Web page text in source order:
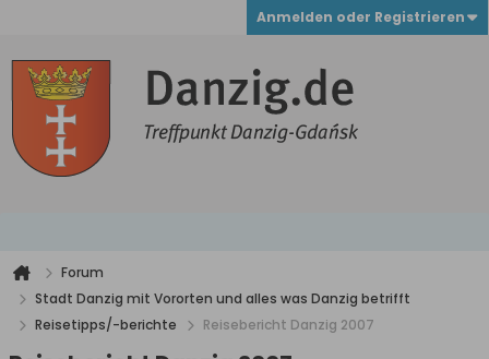
Anmelden oder Registrieren
Forum
Stadt Danzig mit Vororten und alles was Danzig betrifft
Reisetipps/-berichte
Reisebericht Danzig 2007